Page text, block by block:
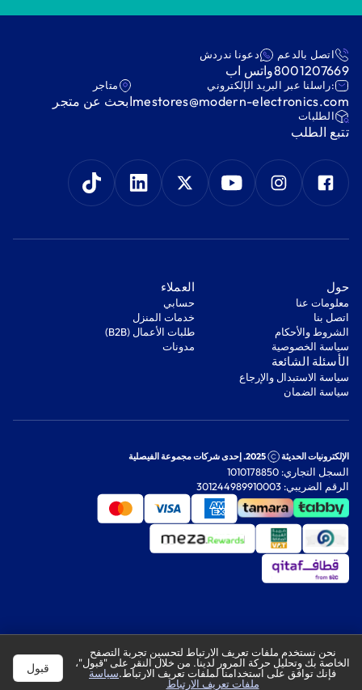
اتصل بالدعم
8001207669
دعونا ندردش
واتس اب
:راسلنا عبر البريد الإلكتروني
mestores@modern-electronics.com
متاجر
ابحث عن متجر
‫الطلبات‬
‫تتبع الطلب‬
‫حول‬
معلومات عنا
اتصل بنا
‫الشروط والأحكام‬
‫سياسة الخصوصية‬
‫العملاء‬
‫حسابي‬
‫خدمات المنزل‬
‫طلبات الأعمال (B2B)‬
مدونات
‫الأسئلة الشائعة‬
‫سياسة الاستبدال والإرجاع‬
‫سياسة الضمان‬
الإلكترونيات الحديثة 2025. إحدى شركات مجموعة الفيصلية
السجل التجاري: 1010178850
الرقم الضريبي: 301244989910003
نحن نستخدم ملفات تعريف الارتباط لتحسين تجربة التصفح
الخاصة بك وتحليل حركة المرور لدينا. من خلال النقر على "قبول"،
فإنك توافق على استخدامنا لملفات تعريف الارتباط.سياسة
ملفات تعريف الارتباط
قبول